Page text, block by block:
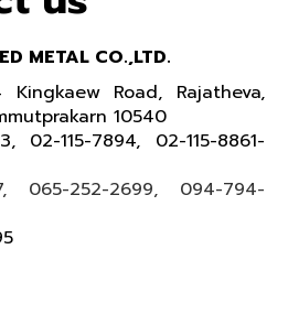
METAL CO.,LTD.
Road, Rajatheva,
10540
02-115-7894, 02-115-8861-
065-252-2699, 094-794-